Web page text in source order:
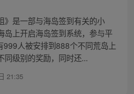
》是一部与海岛签到有关的小
岛上开启海岛签到系统，参与平
999人被安排到888个不同荒岛上
同级别的奖励，同时还...
21:35